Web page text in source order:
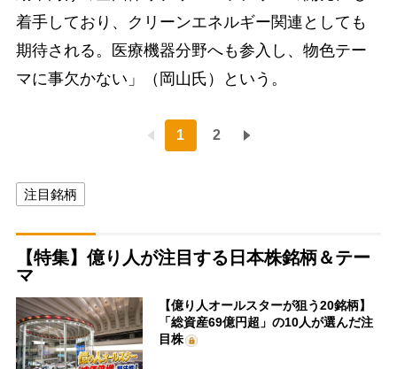
着手しており、クリーンエネルギー関連としても
期待される。医療機器分野へも参入し、物色テー
マに事欠かない」（岡山氏）という。
1 2
注目銘柄
【特集】億り人が注目する日本株銘柄＆テー
マ
【億り人オールスターが狙う20銘柄】
「総資産69億円超」の10人が選んだ注
目株